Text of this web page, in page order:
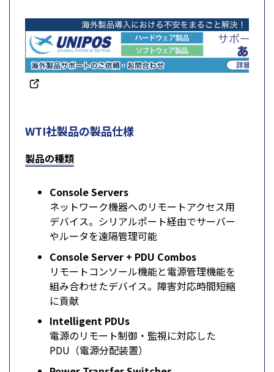
WTI社製品の製品仕様
製品の種類
Console Servers
ネットワーク機器へのリモートアクセス用
デバイス。シリアルポート経由でサーバー
やルータを遠隔管理可能
Console Server + PDU Combos
リモートコンソール機能と電源管理機能を
組み合わせたデバイス。障害対応時間短縮
に貢献
Intelligent PDUs
電源のリモート制御・監視に対応した
PDU（電源分配装置）